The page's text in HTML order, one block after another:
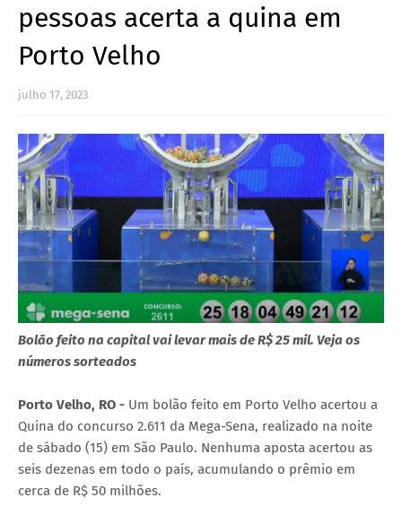
pessoas acerta a quina em
Porto Velho
julho 17, 2023
Bolão feito na capital vai levar mais de R$ 25 mil. Veja os
números sorteados
Porto Velho, RO - Um bolão feito em Porto Velho acertou a
Quina do concurso 2.611 da Mega-Sena, realizado na noite
de sábado (15) em São Paulo. Nenhuma aposta acertou as
seis dezenas em todo o país, acumulando o prêmio em
cerca de R$ 50 milhões.